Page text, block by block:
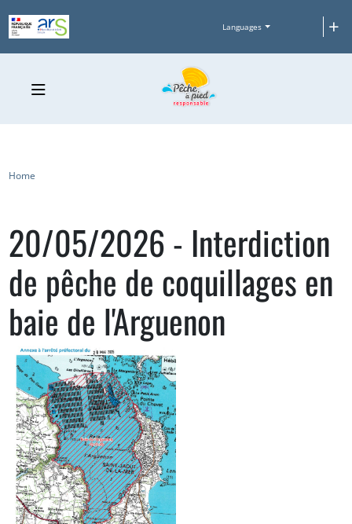
Languages +
Breadcrumb
Home
20/05/2026 - Interdiction
de pêche de coquillages en
baie de l'Arguenon